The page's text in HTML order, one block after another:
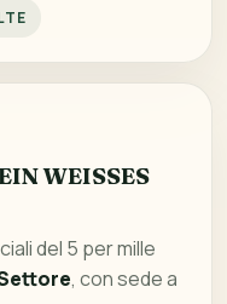
WEISSES
del 5 per mille
, con sede a